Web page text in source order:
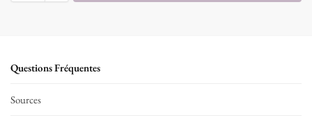
Questions Fréquentes
Sources